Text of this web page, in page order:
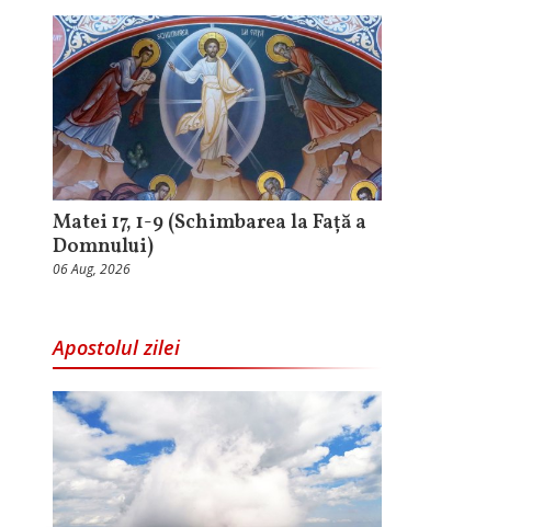
Matei 17, 1-9 (Schimbarea la Față a
Domnului)
06 Aug, 2026
Apostolul zilei